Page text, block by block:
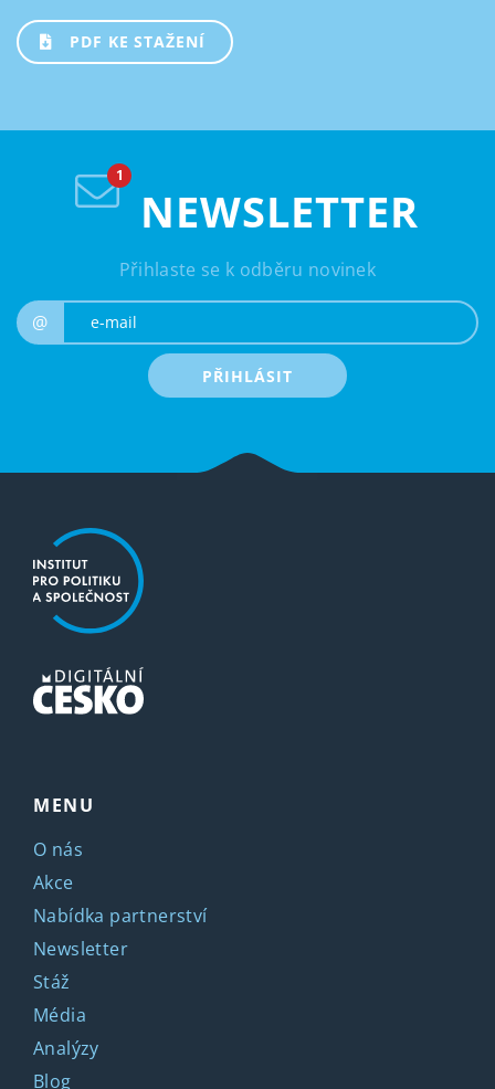
PDF KE STAŽENÍ
NEWSLETTER
Přihlaste se k odběru novinek
@
PŘIHLÁSIT
MENU
O nás
Akce
Nabídka partnerství
Newsletter
Stáž
Média
Analýzy
Blog